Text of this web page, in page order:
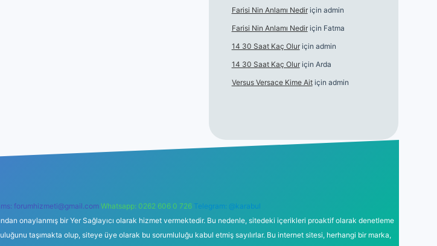
Farisi Nin Anlamı Nediriçin admin
Farisi Nin Anlamı Nediriçin Fatma
14 30 Saat Kaç Oluriçin admin
14 30 Saat Kaç Oluriçin Arda
Versus Versace Kime Aitiçin admin
forumhizmeti@gmail.com Whatsapp: 0262 606 0 726 Telegram: @karabul
onaylanmış bir Yer Sağlayıcı olarak hizmet vermektedir. Bu nedenle, sitedeki içerikleri proaktif olarak denetleme
taşımakta olup, siteye üye olarak bu sorumluluğu kabul etmiş sayılırlar. Bu internet sitesi, herhangi bir marka,